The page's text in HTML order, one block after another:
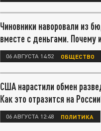
Чиновники наворовали из
вместе с деньгами. Почему
06 АВГУСТА 14:52 ОБЩЕСТВО
США нарастили обмен
Как это отразится на
06 АВГУСТА 12:48 ПОЛИТИКА